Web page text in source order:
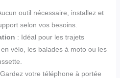
outil nécessaire, installez et
selon vos besoins.
: Idéal pour les trajets
vélo, les balades à moto ou les
votre téléphone à portée